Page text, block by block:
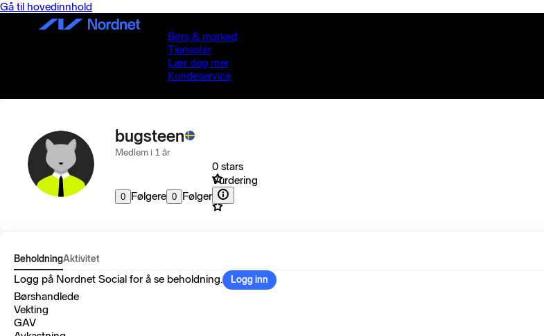
Gå til hovedinnhold
Børs & marked
Tjenester
Lær deg mer
Kundeservice
bugsteen
Medlem i 1 år
0 Følgere 0 Følger
0 stars
Vurdering
BeholdningAktivitet
Logg på Nordnet Social for å se beholdning. Logg inn
Børshandlede
Vekting
GAV